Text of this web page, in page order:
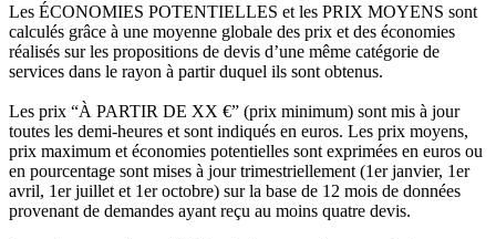
Les ÉCONOMIES POTENTIELLES et les PRIX MOYENS sont
calculés grâce à une moyenne globale des prix et des économies
réalisés sur les propositions de devis d’une même catégorie de
services dans le rayon à partir duquel ils sont obtenus.
Les prix “À PARTIR DE XX €” (prix minimum) sont mis à jour
toutes les demi-heures et sont indiqués en euros. Les prix moyens,
prix maximum et économies potentielles sont exprimées en euros ou
en pourcentage sont mises à jour trimestriellement (1er janvier, 1er
avril, 1er juillet et 1er octobre) sur la base de 12 mois de données
provenant de demandes ayant reçu au moins quatre devis.